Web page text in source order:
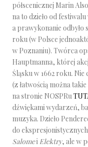
półscenicznej Marin
na to dzieło od
a prawykonanie odbyło
roku (w Polsce
w Poznaniu). Twórca
Hauptmanna, której
Śląsku w 1662 roku.
(z łatwością można
na stronie NOSPRu
dźwiękami wydarzeń,
muzyka. Dzieło
do
Salomei Elektry, ale w